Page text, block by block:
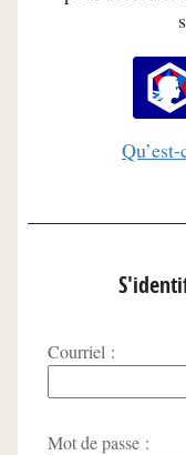
Courriel :
Mot de passe :